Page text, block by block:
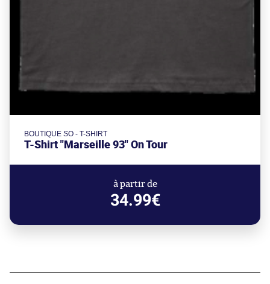
BOUTIQUE SO - T-SHIRT
T-Shirt "Marseille 93" On Tour
à partir de
34.99€